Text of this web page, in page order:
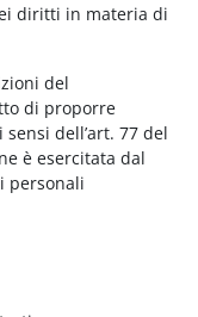
diritti in materia di
del
di proporre
dell’art. 77 del
è esercitata dal
personali